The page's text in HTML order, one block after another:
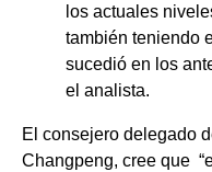
los actuales
también teniendo
sucedió en los
el analista.
El consejero delegado
Changpeng, cree que